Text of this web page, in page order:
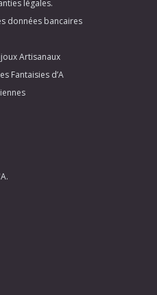
légales.
données bancaires
Artisanaux
Fantaisies d’A